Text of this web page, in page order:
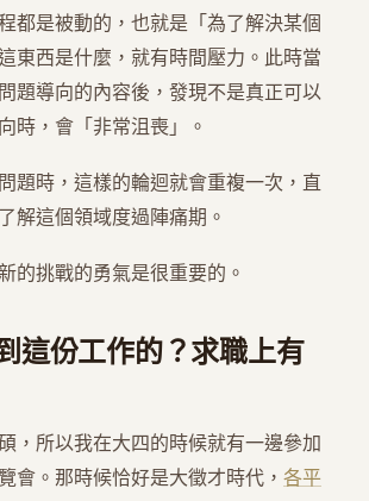
都是被動的，也就是「為了解決某個
東西是什麼，就有時間壓力。此時當
題導向的內容後，發現不是真正可以
時，會「非常沮喪」。
題時，這樣的輪迴就會重複一次，直
解這個領域度過陣痛期。
的挑戰的勇氣是很重要的。
這份工作的？求職上有
，所以我在大四的時候就有一邊參加
會。那時候恰好是大徵才時代， 各平